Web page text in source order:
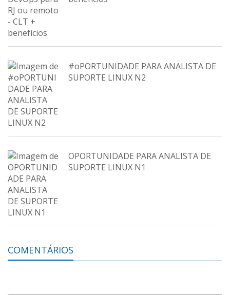
#oPORTUNIDADE PARA ANALISTA DE
SUPORTE LINUX N2
OPORTUNIDADE PARA ANALISTA DE
SUPORTE LINUX N1
COMENTÁRIOS